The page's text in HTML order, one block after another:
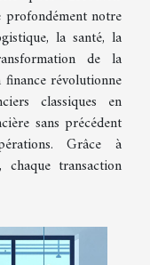
profondément notre
la santé, la
de la
révolutionne
classiques en
sans précédent
Grâce à
chaque transaction